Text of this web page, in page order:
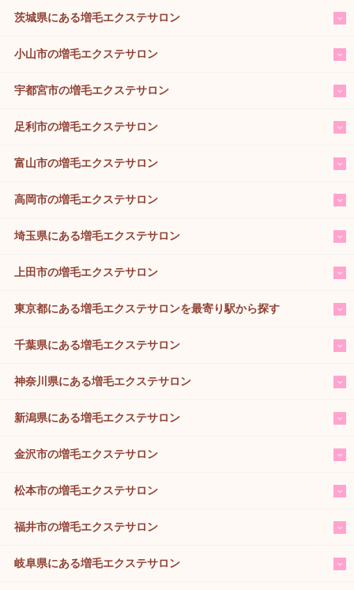
茨城県にある増毛エクステサロン
小山市の増毛エクステサロン
宇都宮市の増毛エクステサロン
足利市の増毛エクステサロン
富山市の増毛エクステサロン
高岡市の増毛エクステサロン
埼玉県にある増毛エクステサロン
上田市の増毛エクステサロン
東京都にある増毛エクステサロンを最寄り駅から探す
千葉県にある増毛エクステサロン
神奈川県にある増毛エクステサロン
新潟県にある増毛エクステサロン
金沢市の増毛エクステサロン
松本市の増毛エクステサロン
福井市の増毛エクステサロン
岐阜県にある増毛エクステサロン